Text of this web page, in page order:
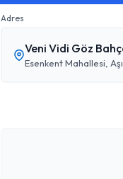
Adres
Veni Vidi Göz